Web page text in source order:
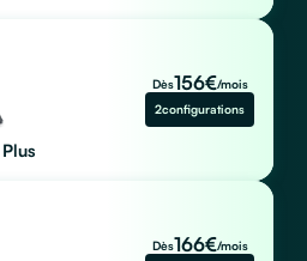
Dès156€/mois
2configurations
Dès166€/mois